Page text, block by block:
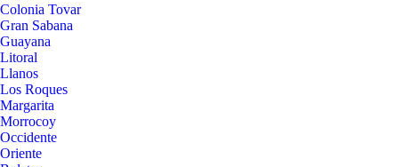
Colonia Tovar
Gran Sabana
Guayana
Litoral
Llanos
Los Roques
Margarita
Morrocoy
Occidente
Oriente